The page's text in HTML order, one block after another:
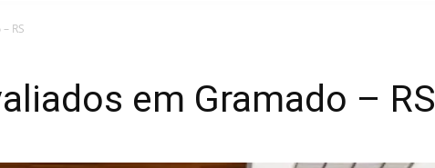
RS
em Gramado – RS